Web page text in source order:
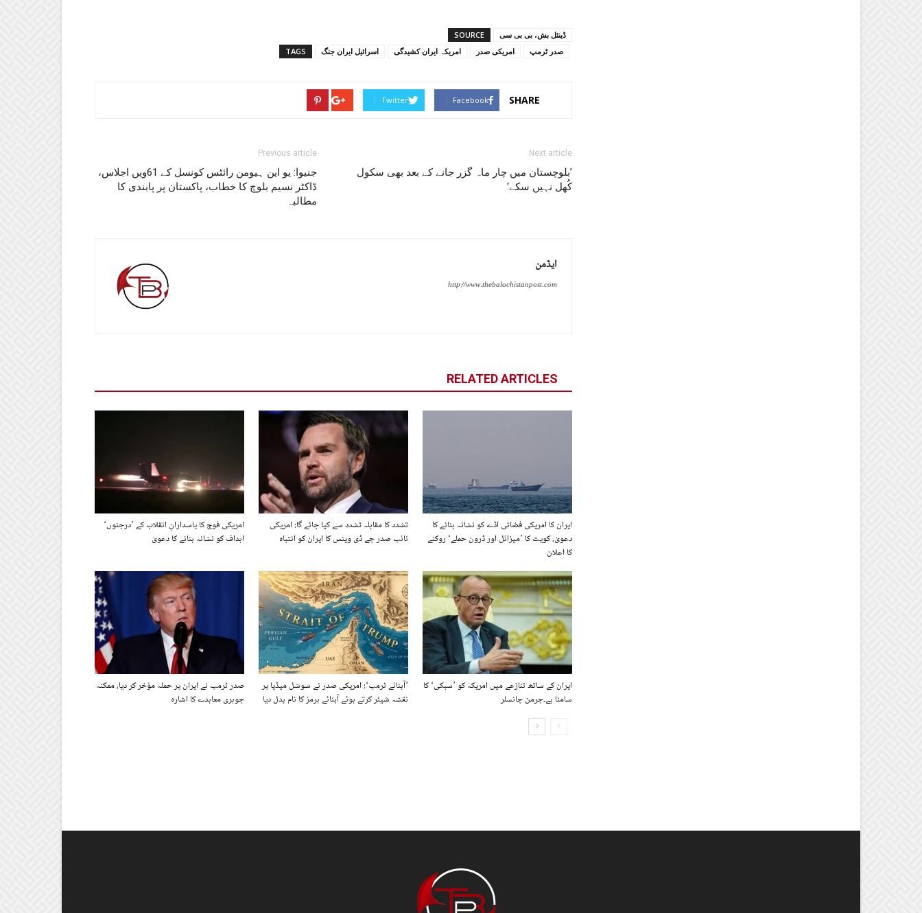
SOURCE
ڈینئل بش، بی بی سی
TAGS
اسرائیل ایران جنگ امریکہ ایران کشیدگی امریکی صدر صدر ٹرمپ
SHARE
Facebook
Twitter
Previous article
جنیوا: یو این ہیومن رائٹس کونسل کے 61ویں اجلاس،
ڈاکٹر نسیم بلوچ کا خطاب، پاکستان پر پابندی کا
مطالبہ
Next article
’بلوچستان میں چار ماہ گزر جانے کے بعد بھی سکول
کُھل نہیں سکے‘
ایڈمن
http://www.thebalochistanpost.com
RELATED ARTICLES
امریکی فوج کا پاسدارانِ انقلاب کے ’درجنوں‘
اہداف کو نشانہ بنانے کا دعویٰ
تشدد کا مقابلہ تشدد سے کیا جائے گا: امریکی
نائب صدر جے ڈی وینس کا ایران کو انتباہ
ایران کا امریکی فضائی اڈے کو نشانہ بنانے کا
دعویٰ، کویت کا ’میزائل اور ڈرون حملے‘ روکنے
کا اعلان
صدر ٹرمپ نے ایران پر حملہ مؤخر کر دیا، ممکنہ
جوہری معاہدے کا اشارہ
’آبنائے ٹرمپ‘: امریکی صدر نے سوشل میڈیا پر
نقشہ شیئر کرتے ہوئے آبنائے ہرمز کا نام بدل دیا
ایران کے ساتھ تنازعے میں امریکہ کو ’سبکی‘ کا
سامنا ہے۔جرمن چانسلر